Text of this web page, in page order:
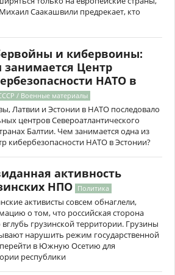
Саакашвили предрекает, кто
и кибервоины:
занимается Центр
НАТО в
/ Военные материалы
Латвии и Эстонии в НАТО последовало
центров Североатлантического
Балтии. Чем занимается одна из
кибербезопасности НАТО в Эстонии?
активность
НПО
Политика
активисты совсем обнаглели,
о том, что российская сторона
грузинской территории. Грузины
нарушить режим государственной
в Южную Осетию для
республики